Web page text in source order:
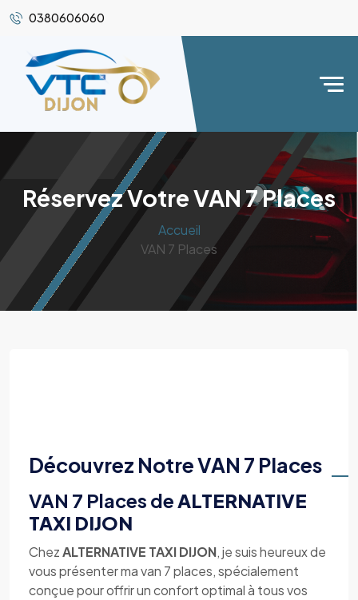
0380606060
Réservez Votre VAN 7 Places
Accueil
VAN 7 Places
Découvrez Notre VAN 7 Places
VAN 7 Places deALTERNATIVE
TAXI DIJON
ChezALTERNATIVE TAXI DIJON, je suis heureux de
vous présenter ma van 7 places, spécialement
conçue pour offrir un confort optimal à tous vos